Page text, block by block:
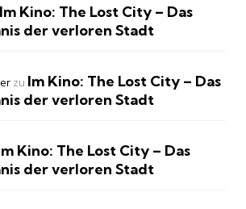
Im Kino: The Lost City – Das
der verloren Stadt
zu Im Kino: The Lost City – Das
der verloren Stadt
Kino: The Lost City – Das
der verloren Stadt